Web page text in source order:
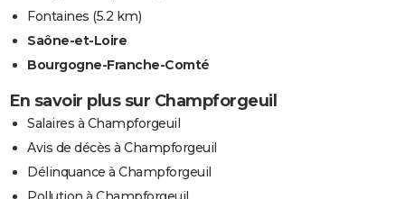
Fontaines (5.2 km)
Saône-et-Loire
Bourgogne-Franche-Comté
En savoir plus sur Champforgeuil
Salaires à Champforgeuil
Avis de décès à Champforgeuil
Délinquance à Champforgeuil